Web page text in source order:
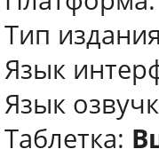
Тип
Язык
Язык
Таблетка: